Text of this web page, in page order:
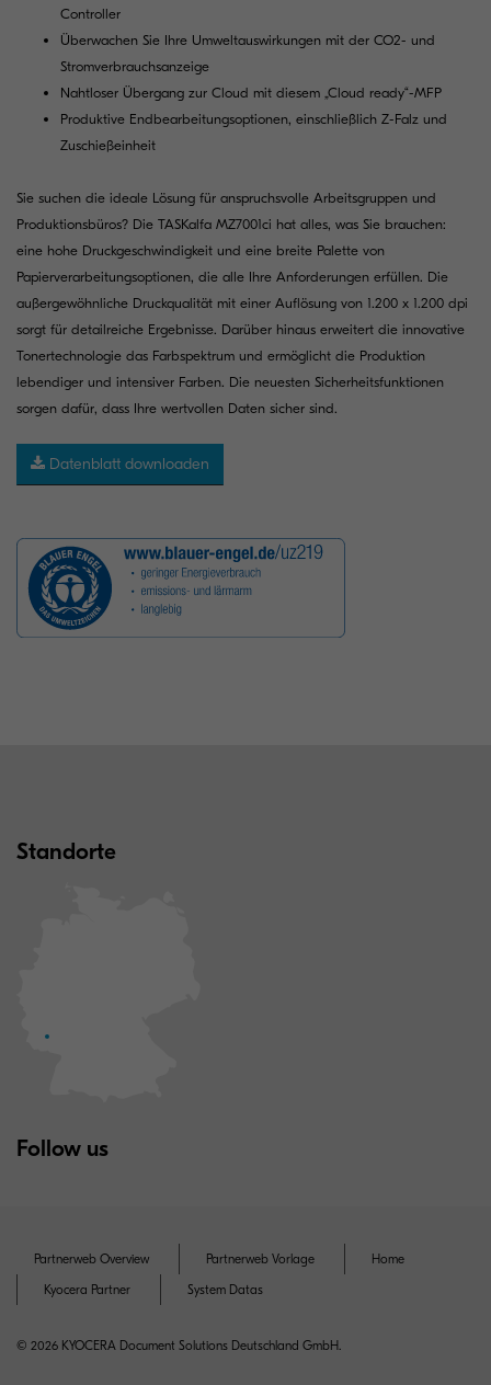
Controller
Überwachen Sie Ihre Umweltauswirkungen mit der CO2- und
Stromverbrauchsanzeige
Nahtloser Übergang zur Cloud mit diesem „Cloud ready“-MFP
Produktive Endbearbeitungsoptionen, einschließlich Z-Falz und
Zuschießeinheit
Sie suchen die ideale Lösung für anspruchsvolle Arbeitsgruppen und
Produktionsbüros? Die TASKalfa MZ7001ci hat alles, was Sie brauchen:
eine hohe Druckgeschwindigkeit und eine breite Palette von
Papierverarbeitungsoptionen, die alle Ihre Anforderungen erfüllen. Die
außergewöhnliche Druckqualität mit einer Auflösung von 1.200 x 1.200 dpi
sorgt für detailreiche Ergebnisse. Darüber hinaus erweitert die innovative
Tonertechnologie das Farbspektrum und ermöglicht die Produktion
lebendiger und intensiver Farben. Die neuesten Sicherheitsfunktionen
sorgen dafür, dass Ihre wertvollen Daten sicher sind.
Datenblatt downloaden
Standorte
Follow us
Partnerweb Overview Partnerweb Vorlage
Home
Kyocera Partner
System Datas
© 2026 KYOCERA Document Solutions Deutschland GmbH.